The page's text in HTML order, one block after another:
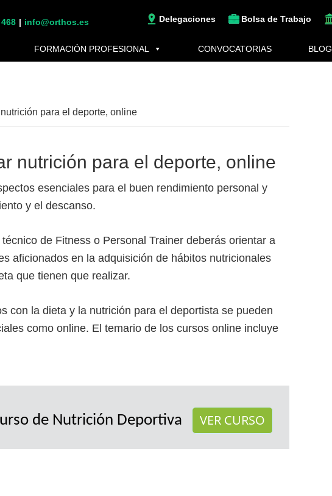
| info@orthos.es Delegaciones Bolsa de Trabajo
FORMACIÓN PROFESIONAL CONVOCATORIAS BLOG
para el deporte, online
nutrición para el deporte, online
esenciales para el buen rendimiento personal y
y el descanso.
de Fitness o Personal Trainer deberás orientar a
aficionados en la adquisición de hábitos nutricionales
que tienen que realizar.
con la dieta y la nutrición para el deportista se pueden
como online. El temario de los cursos online incluye
de Nutrición Deportiva VER CURSO